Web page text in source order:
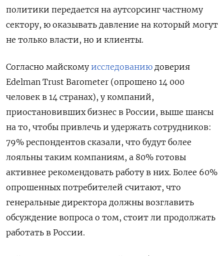
политики передается на аутсорсинг частному
сектору, ю оказывать давление на который могут
не только власти, но и клиенты.
Согласно майскому исследованию доверия
Edelman Trust Barometer (опрошено 14 000
человек в 14 странах), у компаний,
приостановивших бизнес в России, выше шансы
на то, чтобы привлечь и удержать сотрудников:
79% респондентов сказали, что будут более
лояльны таким компаниям, а 80% готовы
активнее рекомендовать работу в них. Более 60%
опрошенных потребителей считают, что
генеральные директора должны возглавить
обсуждение вопроса о том, стоит ли продолжать
работать в России.